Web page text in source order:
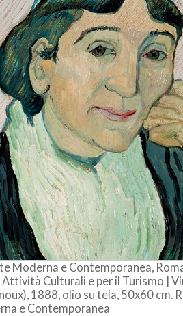
Moderna e Contemporanea,
Attività Culturali e per il Turismo |
1888, olio su tela, 50x60 cm.
e Contemporanea